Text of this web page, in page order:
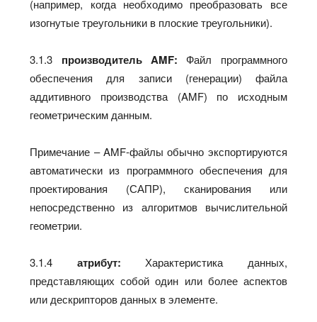
(например, когда необходимо преобразовать все
изогнутые треугольники в плоские треугольники).
3.1.3 производитель AMF:
Файл программного
обеспечения для записи (генерации) файла
аддитивного производства (AMF) по исходным
геометрическим данным.
Примечание – AMF-файлы обычно экспортируются
автоматически из программного обеспечения для
проектирования (САПР), сканирования или
непосредственно из алгоритмов вычислительной
геометрии.
3.1.4 атрибут:
Характеристика данных,
представляющих собой один или более аспектов
или дескрипторов данных в элементе.